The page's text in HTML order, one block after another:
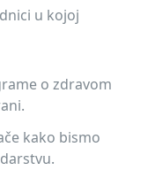
u kojoj
o zdravom
kako bismo